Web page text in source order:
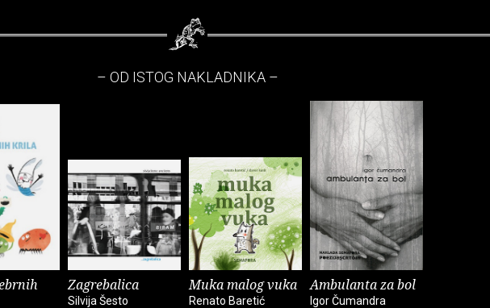
– OD ISTOG NAKLADNIKA –
Zagrebalica
Silvija Šesto
Muka malog vuka
Renato Baretić
Ambulanta za bol
Igor Čumandra